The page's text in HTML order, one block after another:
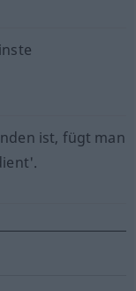
ist, fügt man